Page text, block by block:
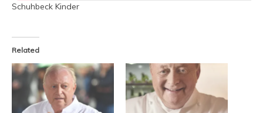
Schuhbeck Kinder
Related